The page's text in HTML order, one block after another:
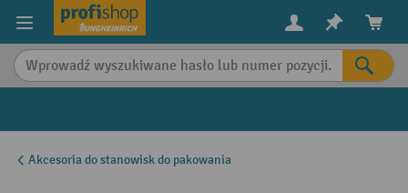
content
Akcesoria do stanowisk do pakowania